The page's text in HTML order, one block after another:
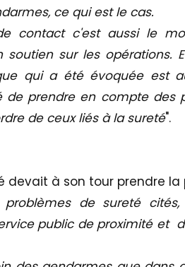
ce qui est le cas.
contact c'est aussi le
soutien sur les opérations.
qui a été évoquée est
de prendre en compte des
de ceux liés à la sureté".
devait à son tour prendre la
problèmes de sureté
public de proximité et